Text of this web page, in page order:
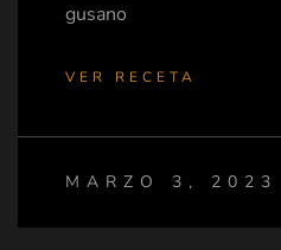
gusano
VER RECETA
MARZO 3, 2023